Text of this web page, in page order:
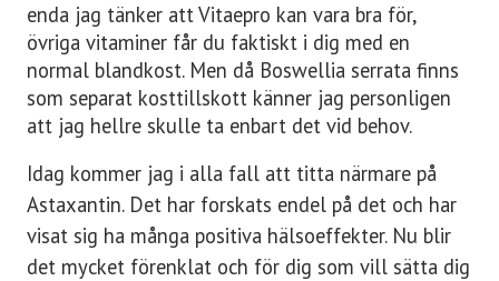
enda jag tänker att Vitaepro kan vara bra för,
övriga vitaminer får du faktiskt i dig med en
normal blandkost. Men då Boswellia serrata finns
som separat kosttillskott känner jag personligen
att jag hellre skulle ta enbart det vid behov.
Idag kommer jag i alla fall att titta närmare på
Astaxantin. Det har forskats endel på det och har
visat sig ha många positiva hälsoeffekter. Nu blir
det mycket förenklat och för dig som vill sätta dig